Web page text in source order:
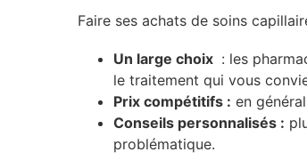
Faire ses achats de soins
Un large choix : les
le traitement qui vous
Prix compétitifs : en
Conseils personnalisés :
problématique.